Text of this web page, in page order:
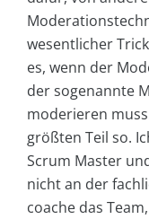
wesentlicher
es, wenn der
der sogenannte
moderieren
größten Teil so.
Scrum Master
nicht an der
coache das